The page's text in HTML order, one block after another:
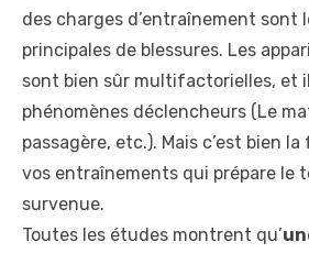
des charges d’entraînement sont
principales de blessures. Les
sont bien sûr multifactorielles, et
phénomènes déclencheurs (Le
passagère, etc.). Mais c’est bien
vos entraînements qui prépare le
survenue.
Toutes les études montrent qu’